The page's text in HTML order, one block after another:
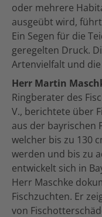
oder mehrere
ausgeübt wird,
Ein Segen für die
geregelten Druck.
Artenvielfalt und
Herr Martin
Ringberater des
V., berichtete über
aus der bayrischen
welcher bis zu 130
werden und bis zu
entwickelt sich in
Herr Maschke
Fischzuchten. Er
von